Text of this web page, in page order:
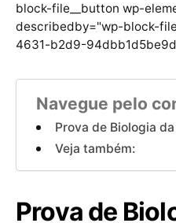
block-file__button wp-
describedby="wp-block-
4631-b2d9-
Navegue pelo
Prova de Biologia
Veja também:
Prova de